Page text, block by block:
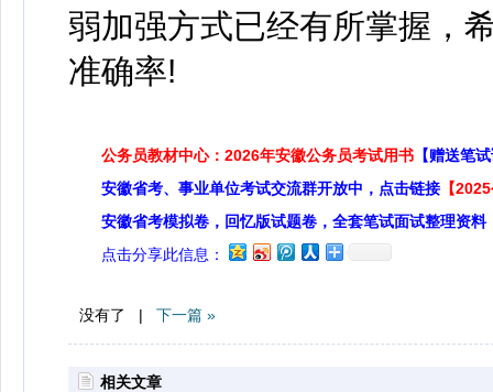
弱加强方式已经有所掌握，
准确率!
公务员教材中心：2026年安徽公务员考试用书 【赠送笔
安徽省考、事业单位考试交流群开放中，点击链接 【
安徽省考模拟卷，回忆版试题卷，全套笔试面试整理资料
点击分享此信息：
没有了 | 下一篇 »
相关文章